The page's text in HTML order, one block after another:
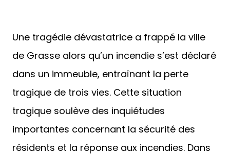
Une tragédie dévastatrice a frappé la ville
de Grasse alors qu’un incendie s’est déclaré
dans un immeuble, entraînant la perte
tragique de trois vies. Cette situation
tragique soulève des inquiétudes
importantes concernant la sécurité des
résidents et la réponse aux incendies. Dans